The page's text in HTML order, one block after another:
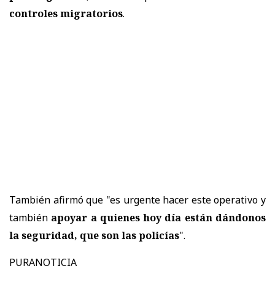
controles migratorios.
También afirmó que "es urgente hacer este operativo y
también apoyar a quienes hoy día están dándonos
la seguridad, que son las policías".
PURANOTICIA